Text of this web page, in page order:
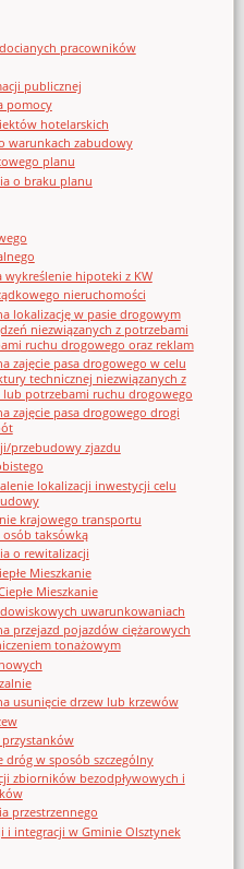
pracowników
publicznej
pomocy
hotelarskich
warunkach zabudowy
planu
o braku planu
hipoteki z KW
nieruchomości
lokalizację w pasie drogowym
niezwiązanych z potrzebami
ruchu drogowego oraz reklam
zajęcie pasa drogowego w celu
technicznej niezwiązanych z
potrzebami ruchu drogowego
zajęcie pasa drogowego drogi
przebudowy zjazdu
lokalizacji inwestycji celu
krajowego transportu
taksówką
o rewitalizacji
Mieszkanie
Mieszkanie
uwarunkowaniach
przejazd pojazdów ciężarowych
tonażowym
usunięcie drzew lub krzewów
przystanków
w sposób szczególny
zbiorników bezodpływowych i
przestrzennego
i integracji w Gminie Olsztynek